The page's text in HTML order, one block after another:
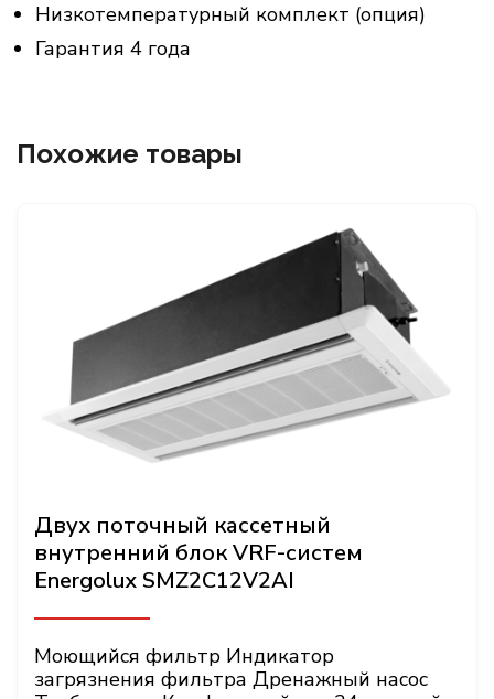
Низкотемпературный комплект (опция)
Гарантия 4 года
Похожие товары
Двух поточный кассетный
внутренний блок VRF-систем
Energolux SMZ2C12V2AI
Моющийся фильтр Индикатор
загрязнения фильтра Дренажный насос